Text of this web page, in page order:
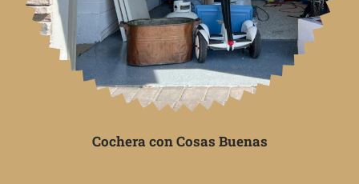
Cochera con Cosas Buenas